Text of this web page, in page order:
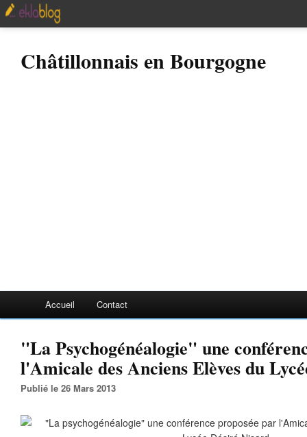
Châtillonnais en Bourgogne
Accueil Contact
"La Psychogénéalogie" une
l'Amicale des Anciens Elèves du
Publié le 26 Mars 2013